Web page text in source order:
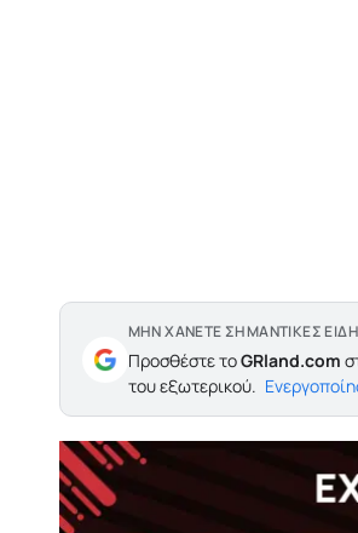
ΜΗΝ ΧΑΝΕΤΕ ΣΗΜΑΝΤΙΚΕΣ
Προσθέστε τοGRland.com
του εξωτερικού.